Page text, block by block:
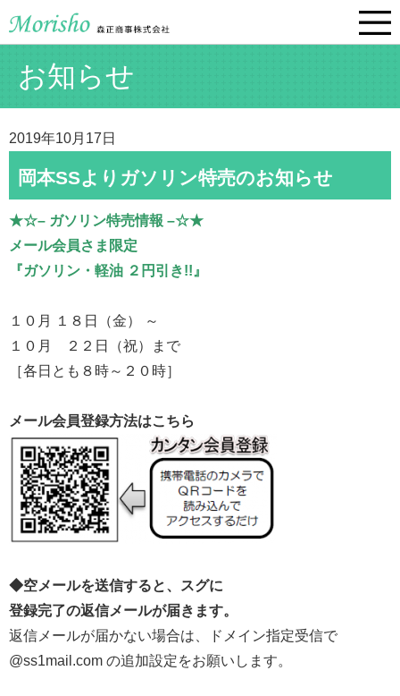
お知らせ
2019年10月17日
岡本SSよりガソリン特売のお知らせ
★☆– ガソリン特売情報 –☆★
メール会員さま限定
『ガソリン・軽油 ２円引き!!』
１０月 １８日（金） ～
１０月 ２２日（祝）まで
［各日とも８時～２０時］
メール会員登録方法はこちら
◆空メールを送信すると、スグに
登録完了の返信メールが届きます。
返信メールが届かない場合は、ドメイン指定受信で
@ss1mail.com の追加設定をお願いします。